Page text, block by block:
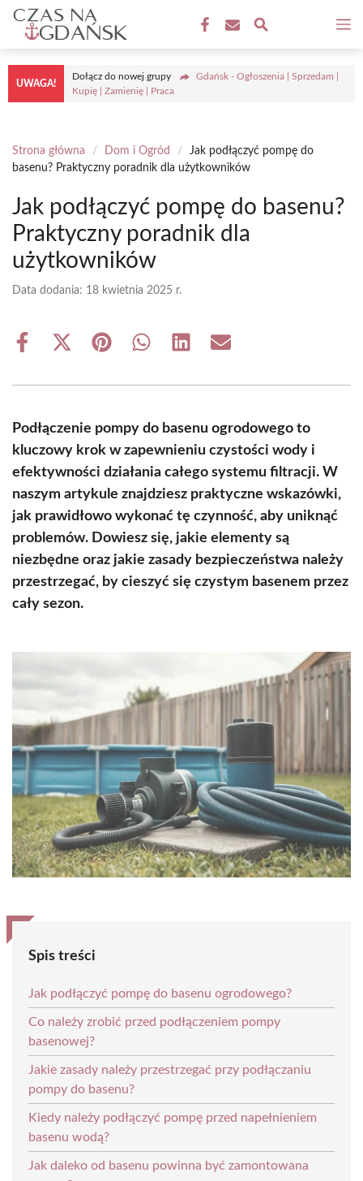
Przejdź
treści
UWAGA!
Dołącz do nowej grupy
Gdańsk - Ogłoszenia | Sprzedam |
Kupię | Zamienię | Praca
Strona główna / Dom i Ogród /
Jak podłączyć pompę do
basenu? Praktyczny poradnik dla użytkowników
Jak podłączyć pompę do basenu?
Praktyczny poradnik dla
użytkowników
Data dodania: 18 kwietnia 2025 r.
Share
Share
(Twitter)
Share Share Share Share
Podłączenie pompy do basenu ogrodowego to
kluczowy krok w zapewnieniu czystości wody i
efektywności działania całego systemu filtracji. W
naszym artykule znajdziesz praktyczne wskazówki,
jak prawidłowo wykonać tę czynność, aby uniknąć
problemów. Dowiesz się, jakie elementy są
niezbędne oraz jakie zasady bezpieczeństwa należy
przestrzegać, by cieszyć się czystym basenem przez
cały sezon.
Spis treści
Jak podłączyć pompę do basenu ogrodowego?
Co należy zrobić przed podłączeniem pompy
basenowej?
Jakie zasady należy przestrzegać przy podłączaniu
pompy do basenu?
Kiedy należy podłączyć pompę przed napełnieniem
basenu wodą?
Jak daleko od basenu powinna być zamontowana